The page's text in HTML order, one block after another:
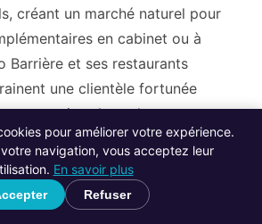
créant un marché naturel pour
en cabinet ou à
Barrière et ses restaurants
une clientèle fortunée
aux services haut de gamme,
tarif premium pour des
de qualité. Les promenades
villas cossues de la commune
résidentielle exigeante qui
pour améliorer votre expérience.
navigation, vous acceptez leur
En savoir plus
Refuser